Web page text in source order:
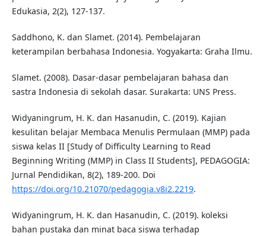
Edukasia, 2(2), 127-137.
Saddhono, K. dan Slamet. (2014). Pembelajaran
keterampilan berbahasa Indonesia. Yogyakarta: Graha Ilmu.
Slamet. (2008). Dasar-dasar pembelajaran bahasa dan
sastra Indonesia di sekolah dasar. Surakarta: UNS Press.
Widyaningrum, H. K. dan Hasanudin, C. (2019). Kajian
kesulitan belajar Membaca Menulis Permulaan (MMP) pada
siswa kelas II [Study of Difficulty Learning to Read
Beginning Writing (MMP) in Class II Students], PEDAGOGIA:
Jurnal Pendidikan, 8(2), 189-200. Doi
https://doi.org/10.21070/pedagogia.v8i2.2219.
Widyaningrum, H. K. dan Hasanudin, C. (2019). koleksi
bahan pustaka dan minat baca siswa terhadap